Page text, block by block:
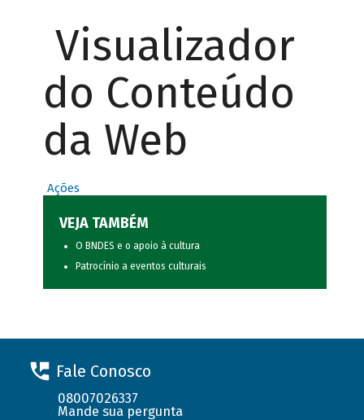
Visualizador
do Conteúdo
da Web
Ações
VEJA TAMBÉM
O BNDES e o apoio à cultura
Patrocínio a eventos culturais
Fale Conosco
08007026337
Mande sua pergunta